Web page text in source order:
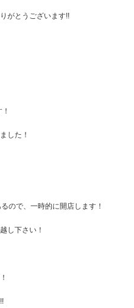
がとうございます!!
した！
ので、一時的に開店します！
し下さい！